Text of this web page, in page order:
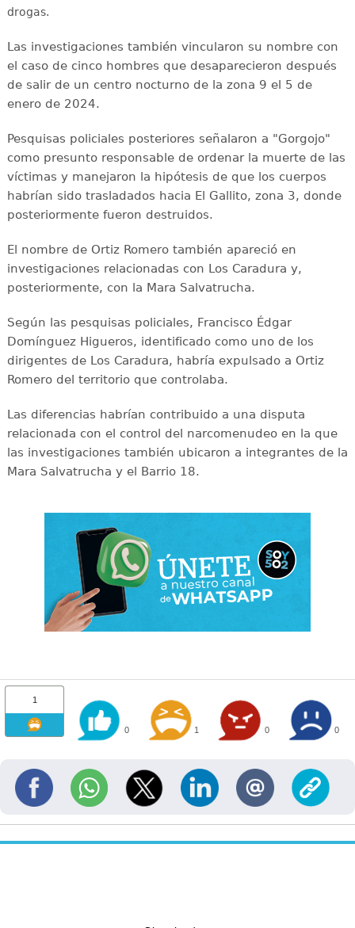
drogas.
Las investigaciones también vincularon su nombre con
el caso de cinco hombres que desaparecieron después
de salir de un centro nocturno de la zona 9 el 5 de
enero de 2024.
Pesquisas policiales posteriores señalaron a "Gorgojo"
como presunto responsable de ordenar la muerte de las
víctimas y manejaron la hipótesis de que los cuerpos
habrían sido trasladados hacia El Gallito, zona 3, donde
posteriormente fueron destruidos.
El nombre de Ortiz Romero también apareció en
investigaciones relacionadas con Los Caradura y,
posteriormente, con la Mara Salvatrucha.
Según las pesquisas policiales, Francisco Édgar
Domínguez Higueros, identificado como uno de los
dirigentes de Los Caradura, habría expulsado a Ortiz
Romero del territorio que controlaba.
Las diferencias habrían contribuido a una disputa
relacionada con el control del narcomenudeo en la que
las investigaciones también ubicaron a integrantes de la
Mara Salvatrucha y el Barrio 18.
1
0 1 0 0